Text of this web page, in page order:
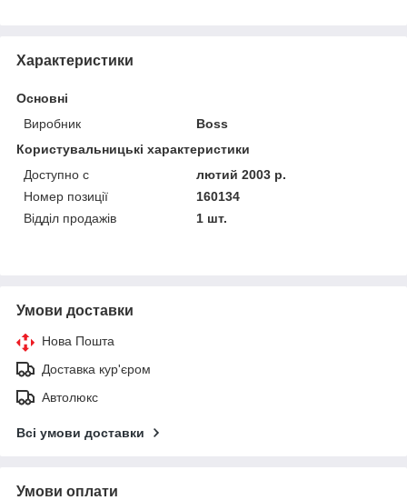
Характеристики
Основні
Виробник
Boss
Користувальницькі характеристики
Доступно с
лютий 2003 р.
Номер позиції
160134
Відділ продажів
1 шт.
Умови доставки
Нова Пошта
Доставка кур'єром
Автолюкс
Всі умови доставки
Умови оплати